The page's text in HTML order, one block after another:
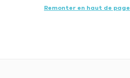
Remonter en haut de page